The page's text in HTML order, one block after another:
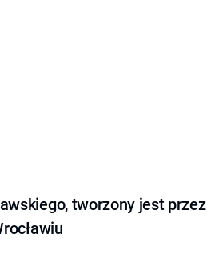
tworzony jest przez